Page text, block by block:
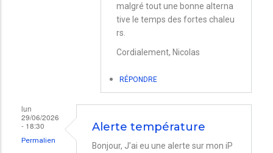
malgré tout une bonne alterna
tive le temps des fortes chaleu
rs.
Cordialement, Nicolas
RÉPONDRE
lun
29/06/2026
- 18:30
Permalien
Alerte température
Bonjour, J’ai eu une alerte sur mon iP